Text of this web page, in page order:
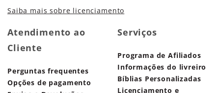
Saiba mais sobre licenciamento
Atendimento ao
Cliente
Perguntas frequentes
Opções de pagamento
Serviços
Programa de Afiliados
Informações do livreiro
Bíblias Personalizadas
Licenciamento e